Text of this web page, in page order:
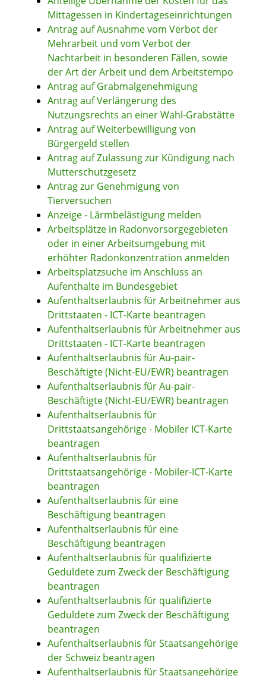
Mittagessen in Kindertageseinrichtungen
Antrag auf Ausnahme vom Verbot der
Mehrarbeit und vom Verbot der
Nachtarbeit in besonderen Fällen, sowie
der Art der Arbeit und dem Arbeitstempo
Antrag auf Grabmalgenehmigung
Antrag auf Verlängerung des
Nutzungsrechts an einer Wahl-Grabstätte
Antrag auf Weiterbewilligung von
Bürgergeld stellen
Antrag auf Zulassung zur Kündigung nach
Mutterschutzgesetz
Antrag zur Genehmigung von
Tierversuchen
Anzeige - Lärmbelästigung melden
Arbeitsplätze in Radonvorsorgegebieten
oder in einer Arbeitsumgebung mit
erhöhter Radonkonzentration anmelden
Arbeitsplatzsuche im Anschluss an
Aufenthalte im Bundesgebiet
Aufenthaltserlaubnis für Arbeitnehmer aus
Drittstaaten - ICT-Karte beantragen
Aufenthaltserlaubnis für Arbeitnehmer aus
Drittstaaten - ICT-Karte beantragen
Aufenthaltserlaubnis für Au-pair-
Beschäftigte (Nicht-EU/EWR) beantragen
Aufenthaltserlaubnis für Au-pair-
Beschäftigte (Nicht-EU/EWR) beantragen
Aufenthaltserlaubnis für
Drittstaatsangehörige - Mobiler ICT-Karte
beantragen
Aufenthaltserlaubnis für
Drittstaatsangehörige - Mobiler-ICT-Karte
beantragen
Aufenthaltserlaubnis für eine
Beschäftigung beantragen
Aufenthaltserlaubnis für eine
Beschäftigung beantragen
Aufenthaltserlaubnis für qualifizierte
Geduldete zum Zweck der Beschäftigung
beantragen
Aufenthaltserlaubnis für qualifizierte
Geduldete zum Zweck der Beschäftigung
beantragen
Aufenthaltserlaubnis für Staatsangehörige
der Schweiz beantragen
Aufenthaltserlaubnis für Staatsangehörige